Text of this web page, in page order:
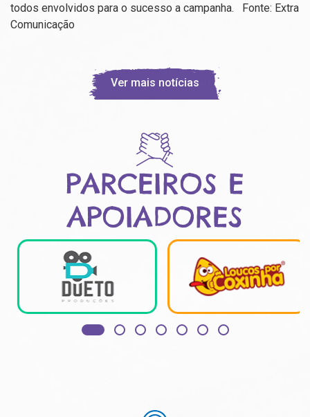
todos envolvidos para o sucesso a campanha. Fonte: Extra
Comunicação
Ver mais notícias
PARCEIROS E
APOIADORES